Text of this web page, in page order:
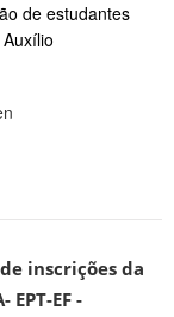
de estudantes
inscrições da
EPT-EF -